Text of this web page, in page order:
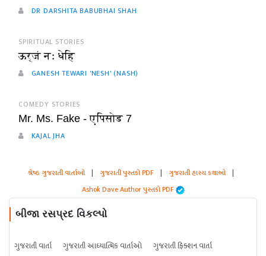
DR DARSHITA BABUBHAI SHAH
SPIRITUAL STORIES
ऊर्जं नः धेहि
GANESH TEWARI 'NESH' (NASH)
COMEDY STORIES
Mr. Ms. Fake - एपिसोड 7
KAJAL JHA
શ્રેષ્ઠ ગુજરાતી વાર્તાઓ | ગુજરાતી પુસ્તકો PDF | ગુજરાતી હાસ્ય કથાઓ |
Ashok Dave Author પુસ્તકો PDF
બીજા રસપ્રદ વિકલ્પો
ગુજરાતી વાર્તા ગુજરાતી આધ્યાત્મિક વાર્તાઓ
ગુજરાતી ફિક્શન વાર્તા